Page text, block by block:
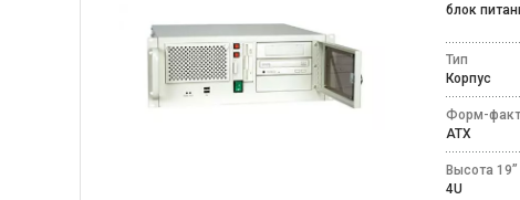
блок
Тип
Корпус
Форм-
ATX
Высота
4U